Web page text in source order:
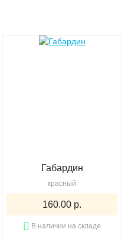
Габардин
красный
160.00 р.
В наличии на складе